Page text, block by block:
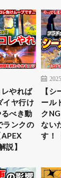
やれば
イヤ行け
べき動
ランクの
説】
【
ール
ク
ない
す！